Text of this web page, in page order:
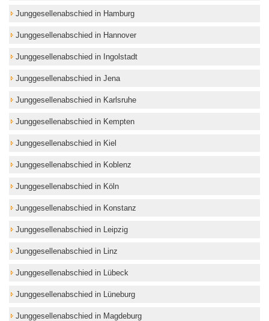
Junggesellenabschied in Hamburg
Junggesellenabschied in Hannover
Junggesellenabschied in Ingolstadt
Junggesellenabschied in Jena
Junggesellenabschied in Karlsruhe
Junggesellenabschied in Kempten
Junggesellenabschied in Kiel
Junggesellenabschied in Koblenz
Junggesellenabschied in Köln
Junggesellenabschied in Konstanz
Junggesellenabschied in Leipzig
Junggesellenabschied in Linz
Junggesellenabschied in Lübeck
Junggesellenabschied in Lüneburg
Junggesellenabschied in Magdeburg